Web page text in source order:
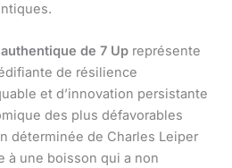
de 7 Up représente
de résilience
et d’innovation persistante
des plus défavorables
déterminée de Charles Leiper
à une boisson qui a non